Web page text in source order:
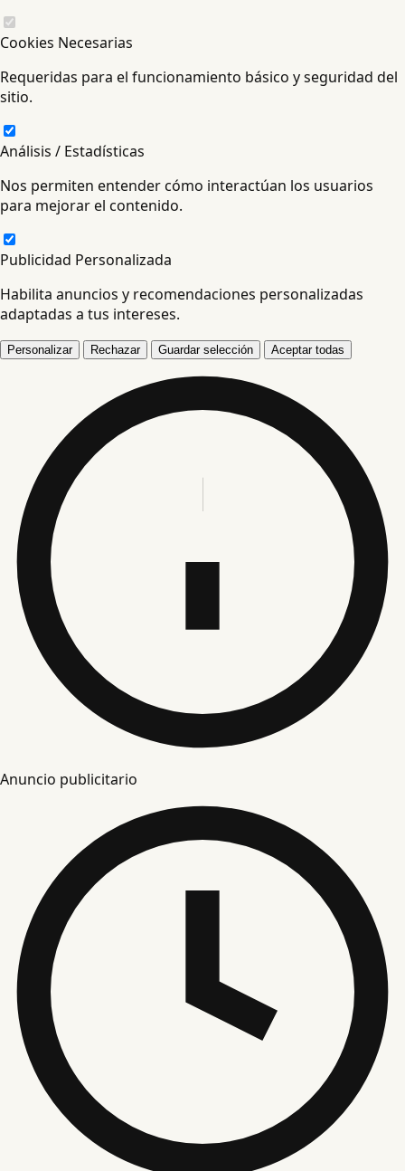
Cookies Necesarias
Requeridas para el funcionamiento básico y seguridad del
sitio.
Análisis / Estadísticas
Nos permiten entender cómo interactúan los usuarios
para mejorar el contenido.
Publicidad Personalizada
Habilita anuncios y recomendaciones personalizadas
adaptadas a tus intereses.
Personalizar Rechazar Guardar selección Aceptar todas
Anuncio publicitario